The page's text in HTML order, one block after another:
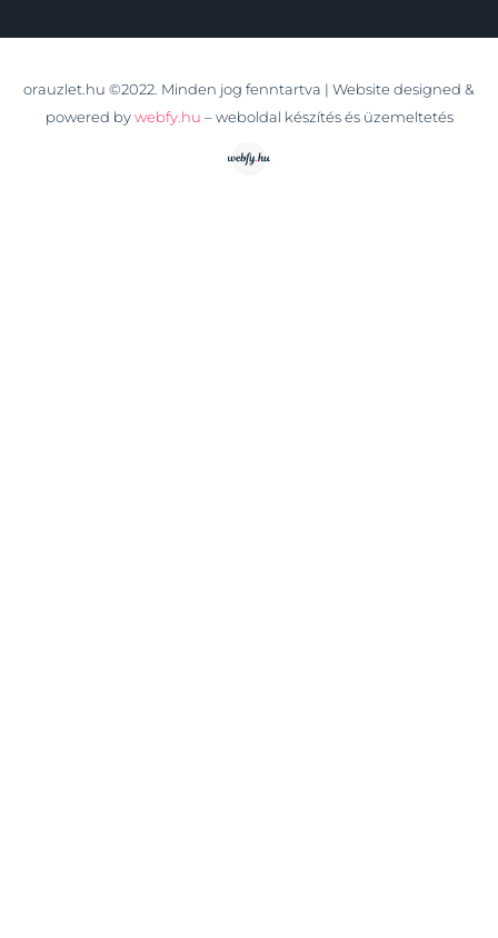
orauzlet.hu ©2022. Minden jog fenntartva | Website designed &
powered by webfy.hu – weboldal készítés és üzemeltetés